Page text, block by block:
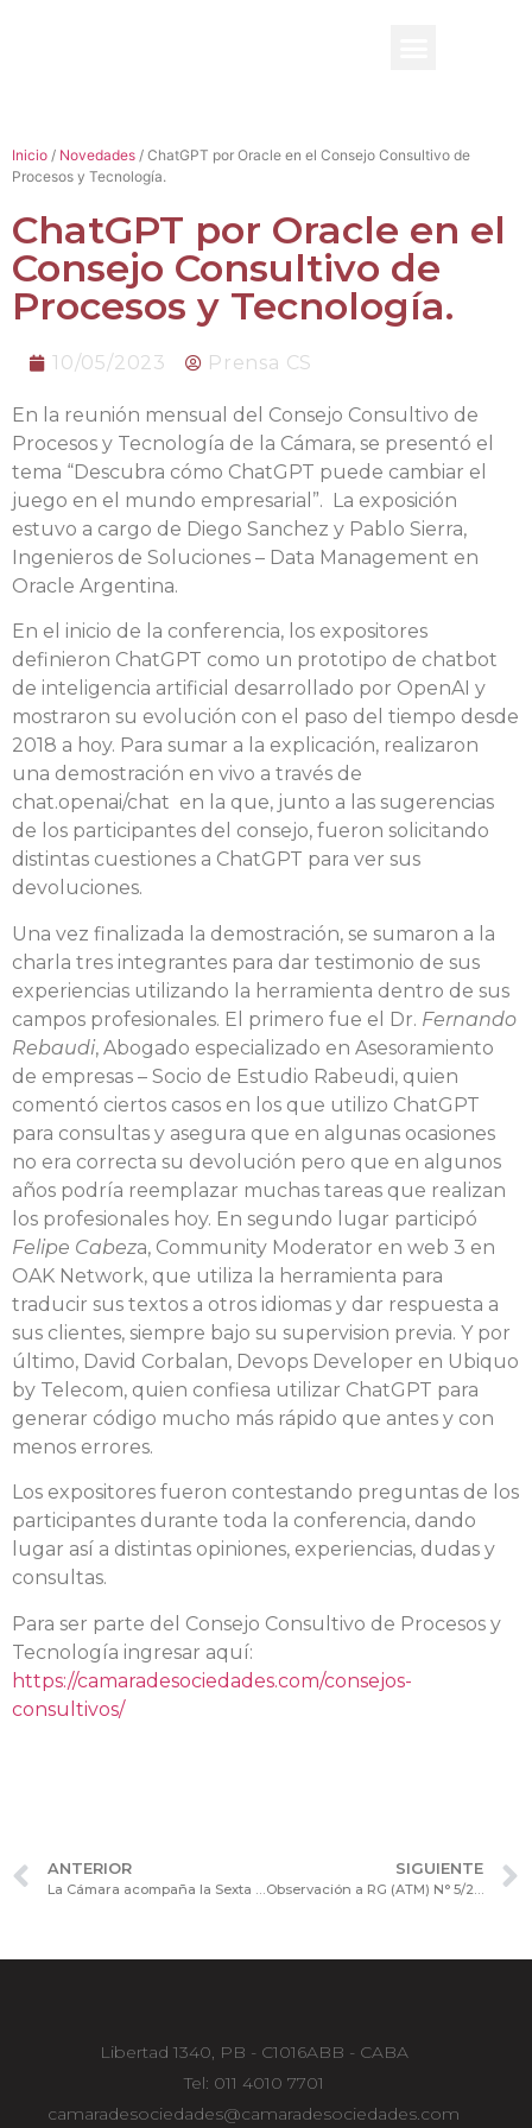
Inicio / Novedades / ChatGPT por Oracle en el Consejo Consultivo de
Procesos y Tecnología.
ChatGPT por Oracle en el
Consejo Consultivo de
Procesos y Tecnología.
10/05/2023 Prensa CS
En la reunión mensual del Consejo Consultivo de
Procesos y Tecnología de la Cámara, se presentó el
tema “Descubra cómo ChatGPT puede cambiar el
juego en el mundo empresarial”. La exposición
estuvo a cargo de Diego Sanchez y Pablo Sierra,
Ingenieros de Soluciones – Data Management en
Oracle Argentina.
En el inicio de la conferencia, los expositores
definieron ChatGPT como un prototipo de chatbot
de inteligencia artificial desarrollado por OpenAI y
mostraron su evolución con el paso del tiempo desde
2018 a hoy. Para sumar a la explicación, realizaron
una demostración en vivo a través de
chat.openai/chat en la que, junto a las sugerencias
de los participantes del consejo, fueron solicitando
distintas cuestiones a ChatGPT para ver sus
devoluciones.
Una vez finalizada la demostración, se sumaron a la
charla tres integrantes para dar testimonio de sus
experiencias utilizando la herramienta dentro de sus
campos profesionales. El primero fue el Dr. Fernando
Rebaudi, Abogado especializado en Asesoramiento
de empresas – Socio de Estudio Rabeudi, quien
comentó ciertos casos en los que utilizo ChatGPT
para consultas y asegura que en algunas ocasiones
no era correcta su devolución pero que en algunos
años podría reemplazar muchas tareas que realizan
los profesionales hoy. En segundo lugar participó
Felipe Cabeza, Community Moderator en web 3 en
OAK Network, que utiliza la herramienta para
traducir sus textos a otros idiomas y dar respuesta a
sus clientes, siempre bajo su supervision previa. Y por
último, David Corbalan, Devops Developer en Ubiquo
by Telecom, quien confiesa utilizar ChatGPT para
generar código mucho más rápido que antes y con
menos errores.
Los expositores fueron contestando preguntas de los
participantes durante toda la conferencia, dando
lugar así a distintas opiniones, experiencias, dudas y
consultas.
Para ser parte del Consejo Consultivo de Procesos y
Tecnología ingresar aquí:
https://camaradesociedades.com/consejos-
consultivos/
ANTERIOR
La Cámara acompaña la Sexta edición del Marval Annual Summit on Compliance, Anti-Corruption and Investigations.
SIGUIENTE
Observación a RG (ATM) N° 5/2023: Solicitud de Padrón Único y prórroga.
Libertad 1340, PB - C1016ABB - CABA
Tel: 011 4010 7701
camaradesociedades@camaradesociedades.com